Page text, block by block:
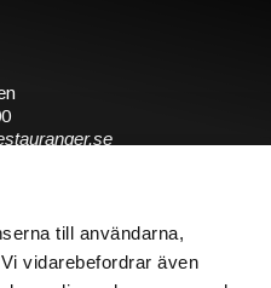
till användarna,
vidarebefordrar även